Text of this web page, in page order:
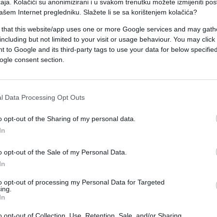
Kolačići su anonimizirani i u svakom trenutku možete izmijeniti
Internet pregledniku. Slažete li se sa korištenjem kolačića?
that this website/app uses one or more Google services and may
but not limited to your visit or usage behaviour. You may
to Google and its third-party tags to use your data for below
consent section.
Data Processing Opt Outs
opt-out of the Sharing of my personal data.
opt-out of the Sale of my Personal Data.
opt-out of processing my Personal Data for Targeted
koju nisu očekivali. Moguća je isplata za ranije
koji bi značajno popravio kućni budžet.
pozive i poruke vezane za posao, jer upravo tu
perioda.
trud konačno biti prepoznat. Sve ono na
konkretne rezultate, a finansijska situacija
za štednju, ulaganja ili veću kupovinu, pa
da uspjeh neće doći slučajno. Riječ je o
su Bikovi i Jarčevi pokazivali tokom
poslovnu ponudu bez razmišljanja.
ili kratki sastanak mogu otvoriti vrata